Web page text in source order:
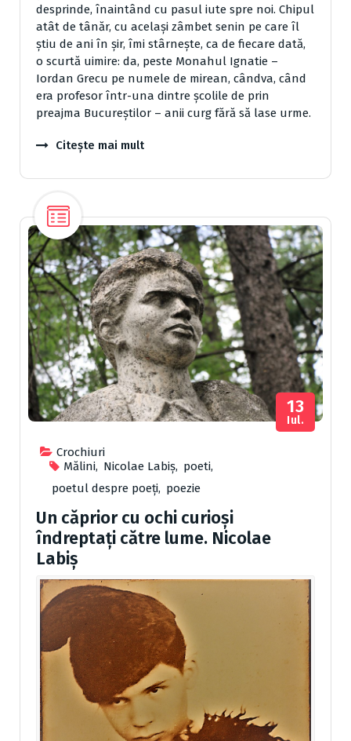
desprinde, înaintând cu pasul iute spre noi. Chipul
atât de tânăr, cu același zâmbet senin pe care îl
știu de ani în șir, îmi stârnește, ca de fiecare dată,
o scurtă uimire: da, peste Monahul Ignatie –
Iordan Grecu pe numele de mirean, cândva, când
era profesor într-una dintre școlile de prin
preajma Bucureștilor – anii curg fără să lase urme.
Citește mai mult
Crochiuri
Mălini, Nicolae Labiș, poeti,
poetul despre poeți, poezie
13
Iul.
Un căprior cu ochi curioși
îndreptați către lume. Nicolae
Labiș